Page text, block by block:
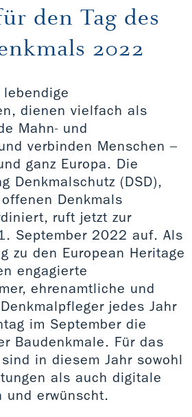
den Tag des
2022
dienen vielfach als
Mahn- und
verbinden Menschen –
ganz Europa. Die
Denkmalschutz (DSD),
Denkmals
ruft jetzt zur
September 2022 auf. Als
zu den European Heritage
engagierte
ehrenamtliche und
jedes Jahr
im September die
Baudenkmale. Für das
in diesem Jahr sowohl
als auch digitale
und erwünscht.